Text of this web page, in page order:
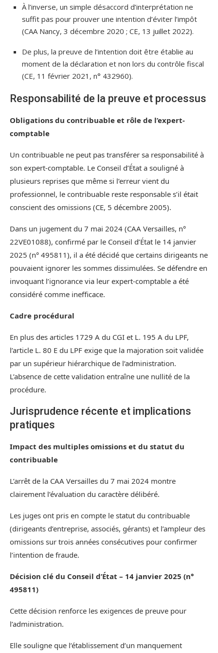
À l’inverse, un simple désaccord d’interprétation ne
suffit pas pour prouver une intention d’éviter l’impôt
(CAA Nancy, 3 décembre 2020 ; CE, 13 juillet 2022).
De plus, la preuve de l’intention doit être établie au
moment de la déclaration et non lors du contrôle fiscal
(CE, 11 février 2021, n° 432960).
Responsabilité de la preuve et processus
Obligations du contribuable et rôle de l’expert-
comptable
Un contribuable ne peut pas transférer sa responsabilité à
son expert-comptable. Le Conseil d’État a souligné à
plusieurs reprises que même si l’erreur vient du
professionnel, le contribuable reste responsable s’il était
conscient des omissions (CE, 5 décembre 2005).
Dans un jugement du 7 mai 2024 (CAA Versailles, n°
22VE01088), confirmé par le Conseil d’État le 14 janvier
2025 (n° 495811), il a été décidé que certains dirigeants ne
pouvaient ignorer les sommes dissimulées. Se défendre en
invoquant l’ignorance via leur expert-comptable a été
considéré comme inefficace.
Cadre procédural
En plus des articles 1729 A du CGI et L. 195 A du LPF,
l’article L. 80 E du LPF exige que la majoration soit validée
par un supérieur hiérarchique de l’administration.
L’absence de cette validation entraîne une nullité de la
procédure.
Jurisprudence récente et implications
pratiques
Impact des multiples omissions et du statut du
contribuable
L’arrêt de la CAA Versailles du 7 mai 2024 montre
clairement l’évaluation du caractère délibéré.
Les juges ont pris en compte le statut du contribuable
(dirigeants d’entreprise, associés, gérants) et l’ampleur des
omissions sur trois années consécutives pour confirmer
l’intention de fraude.
Décision clé du Conseil d’État – 14 janvier 2025 (n°
495811)
Cette décision renforce les exigences de preuve pour
l’administration.
Elle souligne que l’établissement d’un manquement